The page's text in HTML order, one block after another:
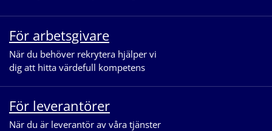
För arbetsgivare
När du behöver rekrytera hjälper vi
dig att hitta värdefull kompetens
För leverantörer
När du är leverantör av våra tjänster